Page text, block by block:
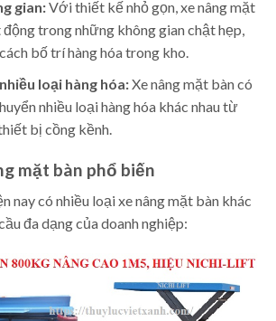
gian:Với thiết kế nhỏ gọn, xe nâng mặt
trong những không gian chật hẹp,
bố trí hàng hóa trong kho.
loại hàng hóa:Xe nâng mặt bàn có
nhiều loại hàng hóa khác nhau từ
bị cồng kềnh.
mặt bàn phổ biến
nay có nhiều loại xe nâng mặt bàn khác
đa dạng của doanh nghiệp: